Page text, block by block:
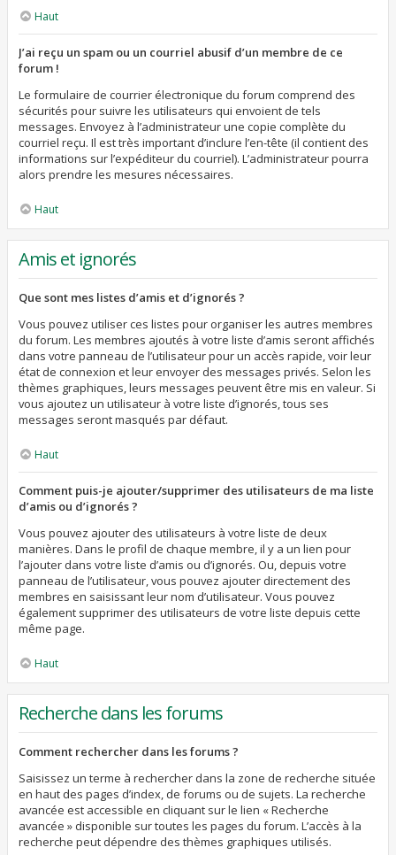
Haut
J’ai reçu un spam ou un courriel abusif d’un membre de ce
forum !
Le formulaire de courrier électronique du forum comprend des
sécurités pour suivre les utilisateurs qui envoient de tels
messages. Envoyez à l’administrateur une copie complète du
courriel reçu. Il est très important d’inclure l’en-tête (il contient des
informations sur l’expéditeur du courriel). L’administrateur pourra
alors prendre les mesures nécessaires.
Haut
Amis et ignorés
Que sont mes listes d’amis et d’ignorés ?
Vous pouvez utiliser ces listes pour organiser les autres membres
du forum. Les membres ajoutés à votre liste d’amis seront affichés
dans votre panneau de l’utilisateur pour un accès rapide, voir leur
état de connexion et leur envoyer des messages privés. Selon les
thèmes graphiques, leurs messages peuvent être mis en valeur. Si
vous ajoutez un utilisateur à votre liste d’ignorés, tous ses
messages seront masqués par défaut.
Haut
Comment puis-je ajouter/supprimer des utilisateurs de ma liste
d’amis ou d’ignorés ?
Vous pouvez ajouter des utilisateurs à votre liste de deux
manières. Dans le profil de chaque membre, il y a un lien pour
l’ajouter dans votre liste d’amis ou d’ignorés. Ou, depuis votre
panneau de l’utilisateur, vous pouvez ajouter directement des
membres en saisissant leur nom d’utilisateur. Vous pouvez
également supprimer des utilisateurs de votre liste depuis cette
même page.
Haut
Recherche dans les forums
Comment rechercher dans les forums ?
Saisissez un terme à rechercher dans la zone de recherche située
en haut des pages d’index, de forums ou de sujets. La recherche
avancée est accessible en cliquant sur le lien « Recherche
avancée » disponible sur toutes les pages du forum. L’accès à la
recherche peut dépendre des thèmes graphiques utilisés.